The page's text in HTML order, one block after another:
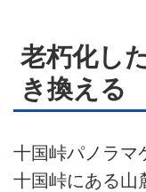
広告掲
老朽化し
き換える
十国峠パノラマ
十国峠にある山